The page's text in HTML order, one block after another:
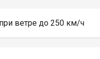
ветре до 250 км/ч